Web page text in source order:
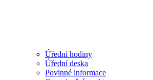
Úřední hodiny
Úřední deska
Povinné informace